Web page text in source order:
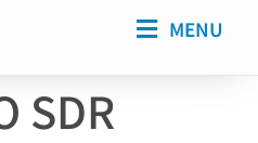
MENU
SDR